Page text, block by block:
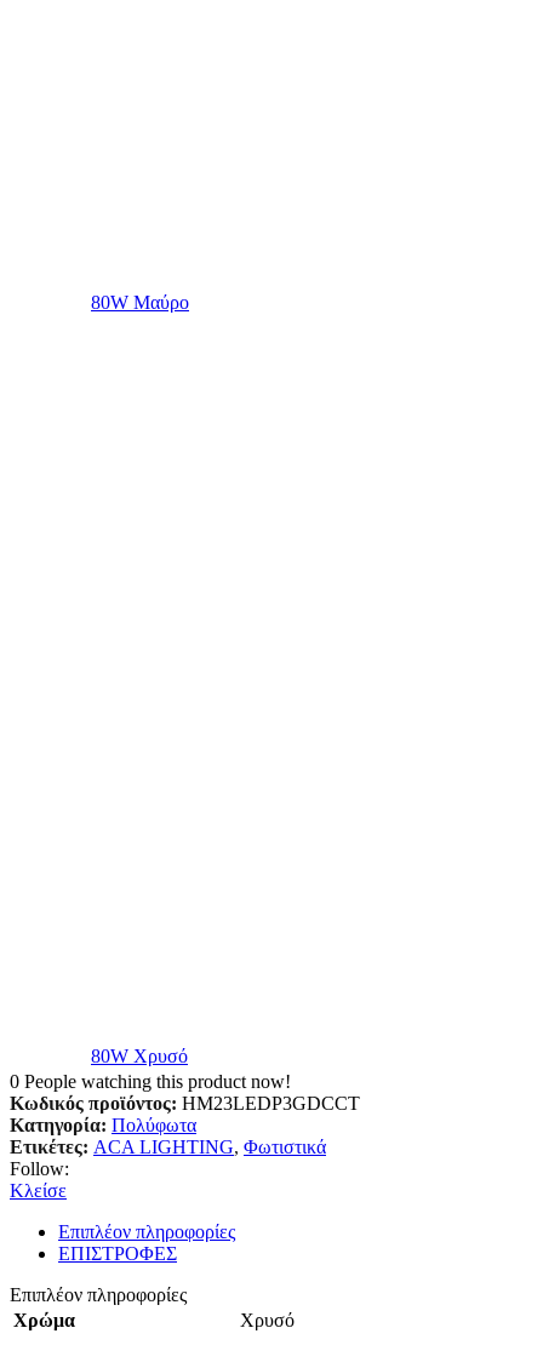
80W Μαύρο
80W Χρυσό
0 People watching this product now!
Κωδικός προϊόντος: HM23LEDP3GDCCT
Κατηγορία: Πολύφωτα
Ετικέτες: ACA LIGHTING, Φωτιστικά
Follow:
Κλείσε
Επιπλέον πληροφορίες
ΕΠΙΣΤΡΟΦΕΣ
Επιπλέον πληροφορίες
Χρώμα
Χρυσό